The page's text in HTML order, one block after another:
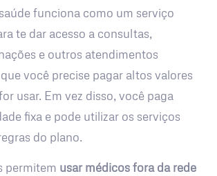
funciona como um serviço
te dar acesso a consultas,
e outros atendimentos
você precise pagar altos valores
usar. Em vez disso, você paga
fixa e pode utilizar os serviços
do plano.
permitem usar médicos fora da rede